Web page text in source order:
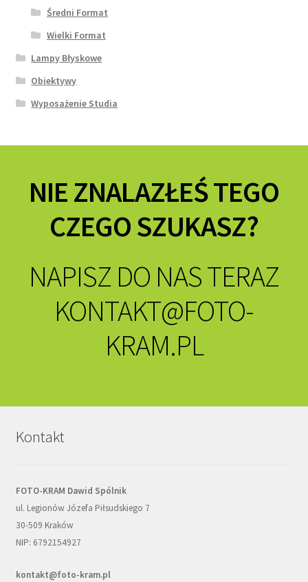
Średni Format
Wielki Format
Lampy Błyskowe
Obiektywy
Wyposażenie Studia
NIE ZNALAZŁEŚ TEGO
CZEGO SZUKASZ?
NAPISZ DO NAS TERAZ
KONTAKT@FOTO-
KRAM.PL
Kontakt
FOTO-KRAM Dawid Spólnik
ul. Legionów Józefa Piłsudskiego 7
30-509 Kraków
NIP: 6792154927
kontakt@foto-kram.pl